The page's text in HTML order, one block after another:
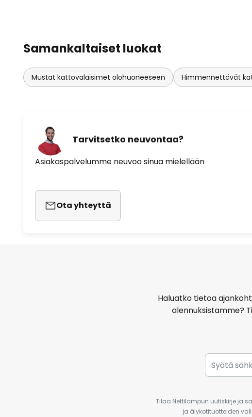
Samankaltaiset luokat
Mustat kattovalaisimet olohuoneeseen Himmennettävät
Tarvitsetko neuvontaa?
Asiakaspalvelumme neuvoo sinua mielellään
Ota yhteyttä
Haluatko tietoa
alennuksistamme?
Tilaa Nettilampun uutiskirje ja
ja älykotituotteiden